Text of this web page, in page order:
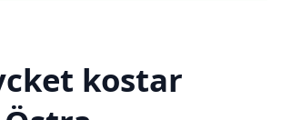
kostar